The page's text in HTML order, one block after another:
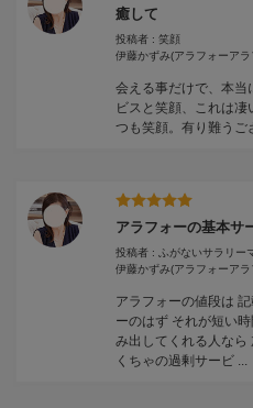
癒して
投稿者 : 笑顔
伊藤かずみ(アラフォーアラ
会える事だけで、本当
ビスと笑顔、これは
つも笑顔。有り難うご
アラフォーの基本サ
投稿者 : ふがないサラリー
伊藤かずみ(アラフォーアラ
アラフォーの値段は
ーのはず それが短い
み出してくれる人なら
くちゃの過剰サービ ...